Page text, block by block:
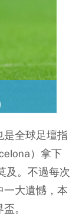
全球足壇指
）拿下
及。不過每次
大遺憾，本
。